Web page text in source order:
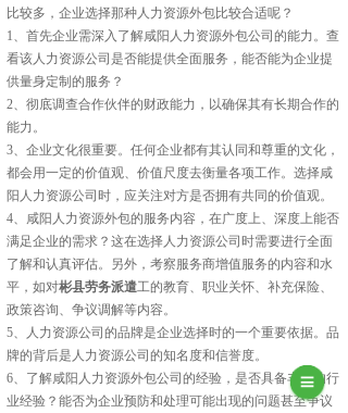
比较多，企业选择那种人力资源外包比较合适呢？
1、首先企业需深入了解咸阳人力资源外包公司的能力。查
看该人力资源公司是否能提供全面服务，能否能为企业提
供量身定制的服务？
2、彻底调查合作伙伴的财政能力，以确保其有长期合作的
能力。
3、企业文化很重要。任何企业都有其认同和尊重的文化，
都会用一定的价值观、价值尺度去衡量各项工作。选择咸
阳人力资源公司时，应关注对方是否拥有共同的价值观。
4、咸阳人力资源外包的服务内容，在广度上、深度上能否
满足企业的需求？这在选择人力资源公司时需要进行全面
了解和认真评估。另外，考察服务商增值服务的内容和水
平，如对彬县劳务派遣工的教育、职业关怀、补充保险、
政策咨询、争议调解等内容。
5、人力资源公司的品牌是企业选择时的一个重要依据。品
牌的背后是人力资源公司的知名度和信誉度。
6、了解咸阳人力资源外包公司的经验，是否具备丰富的行
业经验？能否为企业预防和处理可能出现的问题甚至争议